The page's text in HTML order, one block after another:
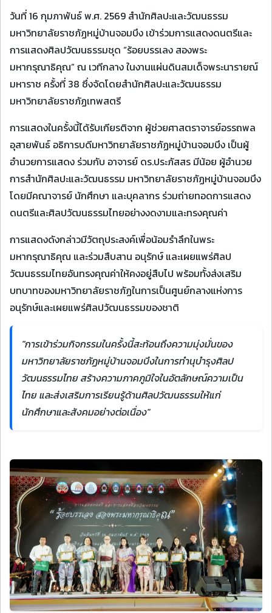
วันที่ 16 กุมภาพันธ์ พ.ศ. 2569 สำนักศิลปะและวัฒนธรรม
มหาวิทยาลัยราชภัฏหมู่บ้านจอมบึง เข้าร่วมการแสดงดนตรีและ
การแสดงศิลปวัฒนธรรมชุด “ร้อยบรรเลง สองพระ
มหากรุณาธิคุณ” ณ เวทีกลาง ในงานแผ่นดินสมเด็จพระนารายณ์
มหาราช ครั้งที่ 38 ซึ่งจัดโดยสำนักศิลปะและวัฒนธรรม
มหาวิทยาลัยราชภัฏเทพสตรี
การแสดงในครั้งนี้ได้รับเกียรติจาก ผู้ช่วยศาสตราจารย์อรรถพล
อุสายพันธ์ อธิการบดีมหาวิทยาลัยราชภัฏหมู่บ้านจอมบึง เป็นผู้
อำนวยการแสดง ร่วมกับ อาจารย์ ดร.ประภัสสร มีน้อย ผู้อำนวย
การสำนักศิลปะและวัฒนธรรม มหาวิทยาลัยราชภัฏหมู่บ้านจอมบึง
โดยมีคณาจารย์ นักศึกษา และบุคลากร ร่วมถ่ายทอดการแสดง
ดนตรีและศิลปวัฒนธรรมไทยอย่างงดงามและทรงคุณค่า
การแสดงดังกล่าวมีวัตถุประสงค์เพื่อน้อมรำลึกในพระ
มหากรุณาธิคุณ และร่วมสืบสาน อนุรักษ์ และเผยแพร่ศิลป
วัฒนธรรมไทยอันทรงคุณค่าให้คงอยู่สืบไป พร้อมทั้งส่งเสริม
บทบาทของมหาวิทยาลัยราชภัฏในการเป็นศูนย์กลางแห่งการ
อนุรักษ์และเผยแพร่ศิลปวัฒนธรรมของชาติ
"การเข้าร่วมกิจกรรมในครั้งนี้สะท้อนถึงความมุ่งมั่นของ
มหาวิทยาลัยราชภัฏหมู่บ้านจอมบึงในการทำนุบำรุงศิลป
วัฒนธรรมไทย สร้างความภาคภูมิใจในอัตลักษณ์ความเป็น
ไทย และส่งเสริมการเรียนรู้ด้านศิลปวัฒนธรรมให้แก่
นักศึกษาและสังคมอย่างต่อเนื่อง"